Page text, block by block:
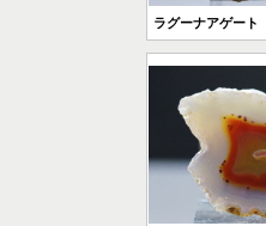
ラグーナアゲート